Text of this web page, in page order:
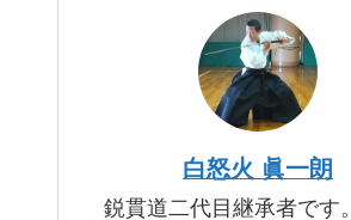
白怒火 眞一朗
鋭貫道二代目継承者です。